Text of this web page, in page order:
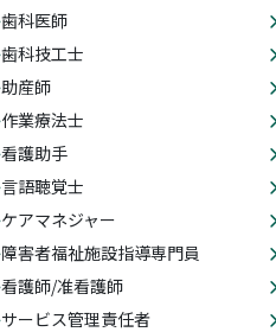
歯科医師
歯科技工士
助産師
作業療法士
看護助手
言語聴覚士
ケアマネジャー
障害者福祉施設指導専門員
看護師/准看護師
サービス管理責任者